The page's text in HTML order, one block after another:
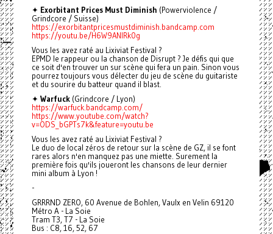
✦ Exorbitant Prices Must Diminish (Powerviolence /
Grindcore / Suisse)
https://exorbitantpricesmustdiminish.bandcamp.com
https://youtu.be/H6W9ANlRk0g
Vous les avez raté au Lixiviat Festival ?
EPMD le rappeur ou la chanson de Disrupt ? Je défis qui que
ce soit d'en trouver un sur scène qui fera un pain. Sinon vous
pourrez toujours vous délecter du jeu de scène du guitariste
et du sourire du batteur quand il blast.
✦ Warfuck(Grindcore / Lyon)
https://warfuck.bandcamp.com/
https://www.youtube.com/watch?
v=ODS_bGPTs7k&feature=youtu.be
Vous les avez raté au Lixiviat Festival ?
Le duo de local zéros de retour sur la scène de GZ, il se font
rares alors n'en manquez pas une miette. Surement la
première fois qu'ils joueront les chansons de leur dernier
mini album à Lyon !
-
GRRRND ZERO, 60 Avenue de Bohlen, Vaulx en Velin 69120
Métro A - La Soie
Tram T3, T7 - La Soie
Bus : C8, 16, 52, 67